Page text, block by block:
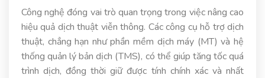
Công nghệ đóng vai trò quan trọng trong việc nâng cao
hiệu quả dịch thuật viễn thông. Các công cụ hỗ trợ dịch
thuật, chẳng hạn như phần mềm dịch máy (MT) và hệ
thống quản lý bản dịch (TMS), có thể giúp tăng tốc quá
trình dịch, đồng thời giữ được tính chính xác và nhất